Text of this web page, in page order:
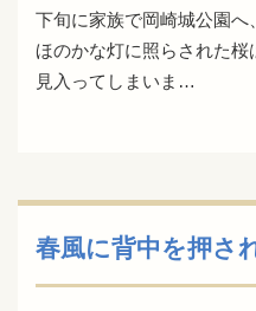
下旬に家族で岡崎城公園へ
ほのかな灯に照らされた
見入ってしまいま…
春風に背中を押さ